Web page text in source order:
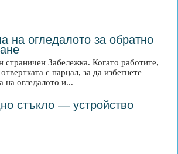
на огледалото за обратно
Забележка. Когато работите,
с парцал, за да избегнете
на огледалото и...
стъкло — устройство